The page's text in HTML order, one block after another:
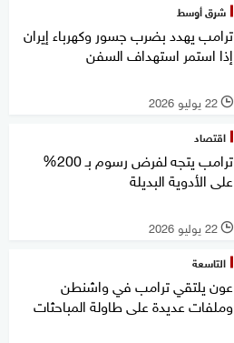
شرق أوسط
ترامب يهدد بضرب جسور وكهرباء إيران
إذا استمر استهداف السفن
l 22 يوليو 2026
اقتصاد
ترامب يتجه لفرض رسوم بـ 200%
على الأدوية البديلة
l 22 يوليو 2026
التاسعة
عون يلتقي ترامب في واشنطن
وملفات عديدة على طاولة المباحثات